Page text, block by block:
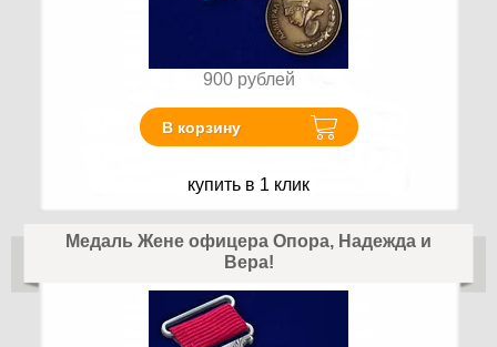
900 рублей
В корзину
купить в 1 клик
Медаль Жене офицера Опора, Надежда и
Вера!